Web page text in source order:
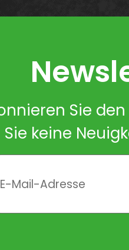
Sie
Sie keine